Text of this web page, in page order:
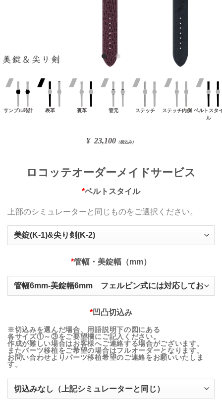
ロコッテオーダーメイドサービス
*ベルトスタイル
上部のシミュレーターと同じものをご選択ください。
*管幅・美錠幅（mm）
*凹凸切込み
※切込みを選んだ場合、用語説明下の図にある
各サイズ①～③をご要望欄にご記入ください。
作成が難しい場合はお客様へご連絡する場合がございます。
またパーツ移植をご希望の場合はフルオーダーとなります。
お問い合わせよりパーツ移植希望のご連絡をお願いいたしま
す。